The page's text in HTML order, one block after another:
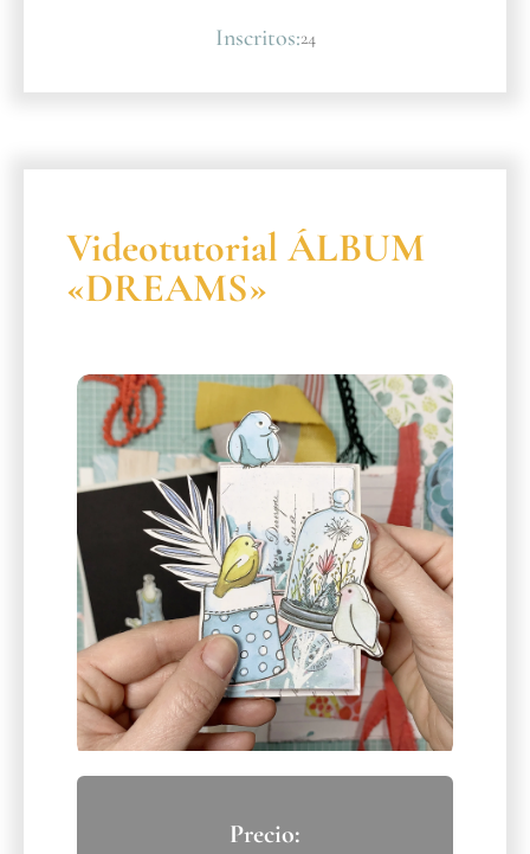
Inscritos:24
Videotutorial ÁLBUM
«DREAMS»